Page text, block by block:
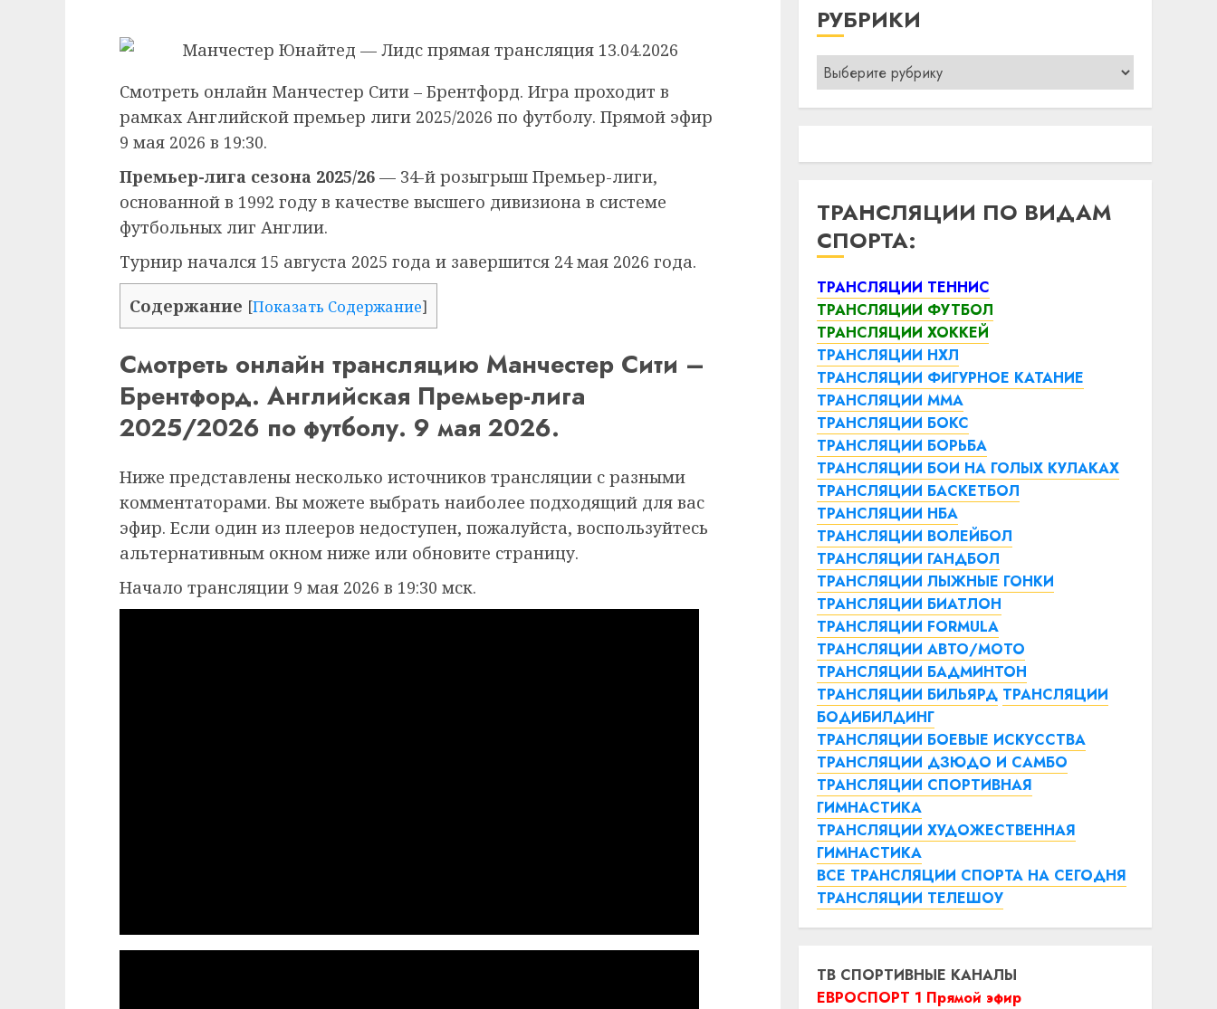
Смотреть онлайн Манчестер Сити – Брентфорд. Игра проходит в
рамках Английской премьер лиги 2025/2026 по футболу. Прямой эфир
9 мая 2026 в 19:30.
Премьер-лига сезона 2025/26 — 34-й розыгрыш Премьер-лиги,
основанной в 1992 году в качестве высшего дивизиона в системе
футбольных лиг Англии.
Турнир начался 15 августа 2025 года и завершится 24 мая 2026 года.
Содержание [Показать Содержание]
Смотреть онлайн трансляцию Манчестер Сити –
Брентфорд. Английская Премьер-лига
2025/2026 по футболу. 9 мая 2026.
Ниже представлены несколько источников трансляции с разными
комментаторами. Вы можете выбрать наиболее подходящий для вас
эфир. Если один из плееров недоступен, пожалуйста, воспользуйтесь
альтернативным окном ниже или обновите страницу.
Начало трансляции 9 мая 2026 в 19:30 мск.
РУБРИКИ
Рубрики
ТРАНСЛЯЦИИ ПО ВИДАМ
СПОРТА:
ТРАНСЛЯЦИИ ТЕННИС
ТРАНСЛЯЦИИ ФУТБОЛ
ТРАНСЛЯЦИИ ХОККЕЙ
ТРАНСЛЯЦИИ НХЛ
ТРАНСЛЯЦИИ ФИГУРНОЕ КАТАНИЕ
ТРАНСЛЯЦИИ ММА
ТРАНСЛЯЦИИ БОКС
ТРАНСЛЯЦИИ БОРЬБА
ТРАНСЛЯЦИИ БОИ НА ГОЛЫХ КУЛАКАХ
ТРАНСЛЯЦИИ БАСКЕТБОЛ
ТРАНСЛЯЦИИ НБА
ТРАНСЛЯЦИИ ВОЛЕЙБОЛ
ТРАНСЛЯЦИИ ГАНДБОЛ
ТРАНСЛЯЦИИ ЛЫЖНЫЕ ГОНКИ
ТРАНСЛЯЦИИ БИАТЛОН
ТРАНСЛЯЦИИ FORMULA
ТРАНСЛЯЦИИ АВТО/МОТО
ТРАНСЛЯЦИИ БАДМИНТОН
ТРАНСЛЯЦИИ БИЛЬЯРД ТРАНСЛЯЦИИ
БОДИБИЛДИНГ
ТРАНСЛЯЦИИ БОЕВЫЕ ИСКУССТВА
ТРАНСЛЯЦИИ ДЗЮДО И САМБО
ТРАНСЛЯЦИИ СПОРТИВНАЯ
ГИМНАСТИКА
ТРАНСЛЯЦИИ ХУДОЖЕСТВЕННАЯ
ГИМНАСТИКА
ВСЕ ТРАНСЛЯЦИИ СПОРТА НА СЕГОДНЯ
ТРАНСЛЯЦИИ ТЕЛЕШОУ
ТВ СПОРТИВНЫЕ КАНАЛЫ
ЕВРОСПОРТ 1 Прямой эфир